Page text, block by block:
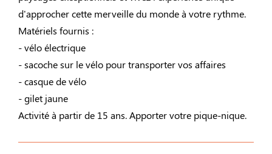
d'approcher cette merveille du monde à votre rythme.
Matériels fournis :
- vélo électrique
- sacoche sur le vélo pour transporter vos affaires
- casque de vélo
- gilet jaune
Activité à partir de 15 ans. Apporter votre pique-nique.